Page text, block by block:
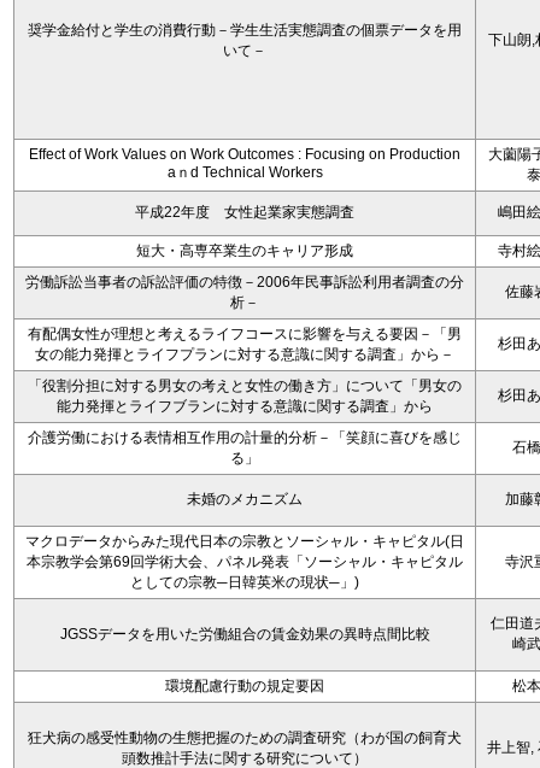
奨学金給付と学生の消費行動－学生生活実態調査の個票データを用
いて－
下山朗,
Effect of Work Values on Work Outcomes : Focusing on Production
aｎd Technical Workers
大薗陽
泰
平成22年度 女性起業家実態調査 嶋田
短大・高専卒業生のキャリア形成
寺村
労働訴訟当事者の訴訟評価の特徴－2006年民事訴訟利用者調査の分
析－
佐藤
有配偶女性が理想と考えるライフコースに影響を与える要因－「男
女の能力発揮とライフプランに対する意識に関する調査」から－
杉田
「役割分担に対する男女の考えと女性の働き方」について「男女の
能力発揮とライフブランに対する意識に関する調査」から
杉田
介護労働における表情相互作用の計量的分析－「笑顔に喜びを感じ
る」
石
未婚のメカニズム 加藤
マクロデータからみた現代日本の宗教とソーシャル・キャピタル(日
本宗教学会第69回学術大会、パネル発表「ソーシャル・キャピタル
としての宗教─日韓英米の現状─」)
寺沢
JGSSデータを用いた労働組合の賃金効果の異時点間比較
仁田道
崎
環境配慮行動の規定要因 松
狂犬病の感受性動物の生態把握のための調査研究（わが国の飼育犬
頭数推計手法に関する研究について）
井上智,